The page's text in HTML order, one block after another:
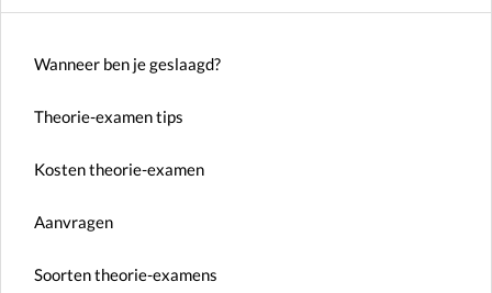
Wanneer ben je geslaagd?
Theorie-examen tips
Kosten theorie-examen
Aanvragen
Soorten theorie-examens